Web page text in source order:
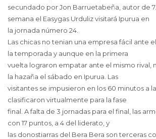
secundado por Jon Barruetabeña, autor de
semana el Easygas Urduliz visitará Ipurua en
la jornada número 24.
Las chicas no tenian una empresa fácil ante
la temporada y aunque en la primera
vuelta lograron empatar ante el mismo rival,
la hazaña el sábado en Ipurua. Las
visitantes se impusieron en los 60 minutos a
clasificaron virtualmente para la fase
final. A falta de 3 jornadas para el final, las
con 17 puntos, a 4 del liderato, y
las donostiarras del Bera Bera son terceras